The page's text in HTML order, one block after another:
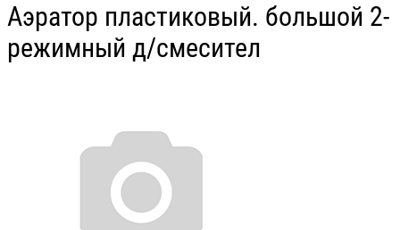
Аэратор пластиковый. большой 2-
режимный д/смесител